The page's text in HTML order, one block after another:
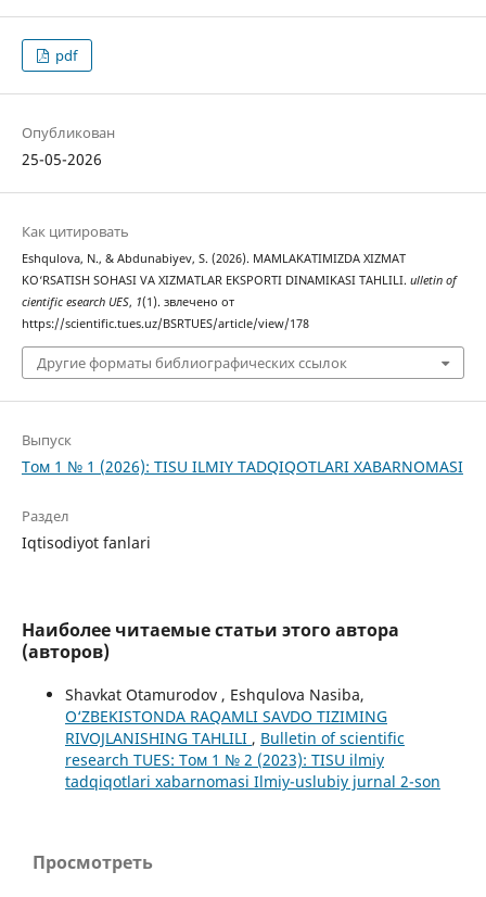
pdf
Опубликован
25-05-2026
Как цитировать
Eshqulova, N., & Abdunabiyev, S. (2026). MAMLAKATIMIZDA XIZMAT
KO‘RSATISH SOHASI VA XIZMATLAR EKSPORTI DINAMIKASI TAHLILI. ulletin of
cientific esearch UES, 1(1). звлечено от
https://scientific.tues.uz/BSRTUES/article/view/178
Другие форматы библиографических ссылок
Выпуск
Том 1 № 1 (2026): TISU ILMIY TADQIQOTLARI XABARNOMASI
Раздел
Iqtisodiyot fanlari
Наиболее читаемые статьи этого автора
(авторов)
Shavkat Otamurodov , Eshqulova Nasiba,
O‘ZBEKISTONDA RAQAMLI SAVDO TIZIMING
RIVOJLANISHING TAHLILI , Bulletin of scientific
research TUES: Том 1 № 2 (2023): TISU ilmiy
tadqiqotlari xabarnomasi Ilmiy-uslubiy jurnal 2-son
Просмотреть